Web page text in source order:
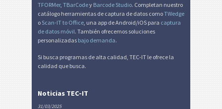
TFORMer, TBarCodey Barcode Studio. Completan nuestro
catálogo herramientas de captura de datos comoTWedge
o Scan-IT to Office , una app de Android/iOS para captura
de datos móvil. También ofrecemos soluciones
personalizadas bajo demanda.
Si busca programas de alta calidad, TEC-IT le ofrece la
calidad que busca.
Noticias TEC-IT
31/03/2025